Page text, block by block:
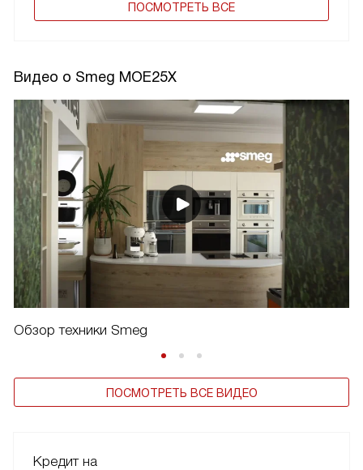
ПОCМОТРЕТЬ ВСЕ
Видео о Smeg MOE25X
Обзор техники Smeg
ПОСМОТРЕТЬ ВСЕ ВИДЕО
Кредит на